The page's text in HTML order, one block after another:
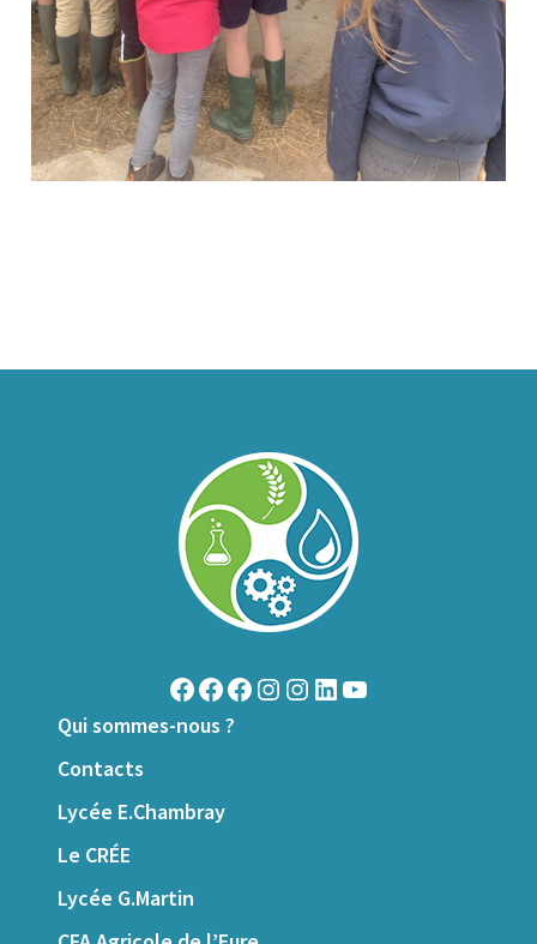
Facebook Facebook Facebook Instagram Instagram LinkedIn YouTube
Qui sommes-nous ?
Contacts
Lycée E.Chambray
Le CRÉE
Lycée G.Martin